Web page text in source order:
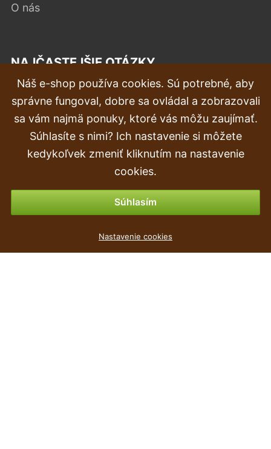
O nás
NAJČASTEJŠIE OTÁZKY
Reklamácia
Doprava a doručenie
Objednávka
Vrátenie tovaru & vrátenie peňazí
Náš e-shop používa cookies. Sú potrebné, aby
správne fungoval, dobre sa ovládal a zobrazovali
sa vám najmä ponuky, ktoré vás môžu zaujímať.
Súhlasíte s nimi? Ich nastavenie si môžete
kedykoľvek zmeniť kliknutím na nastavenie
cookies.
Súhlasím
Nastavenie cookies